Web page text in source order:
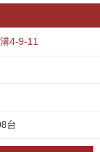
4-9-11
台